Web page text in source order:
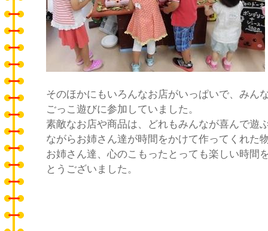
そのほかにもいろんなお店がいっぱいで、みん
ごっこ遊びに参加していました。
素敵なお店や商品は、どれもみんなが喜んで遊
ながらお姉さん達が時間をかけて作ってくれた
お姉さん達、心のこもったとっても楽しい時間
とうございました。